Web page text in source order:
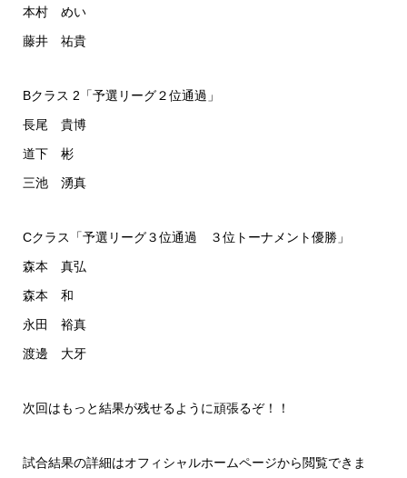
本村 めい
藤井 祐貴
Bクラス 2「予選リーグ２位通過」
長尾 貴博
道下 彬
三池 湧真
Cクラス「予選リーグ３位通過 ３位トーナメント優勝」
森本 真弘
森本 和
永田 裕真
渡邊 大牙
次回はもっと結果が残せるように頑張るぞ！！
試合結果の詳細はオフィシャルホームページから閲覧できま